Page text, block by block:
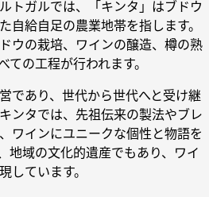
トガルでは、「キンタ」はブドウ
自給自足の農業地帯を指します。
ウの栽培、ワインの醸造、樽の熟
の工程が行われます。
であり、世代から世代へと受け継
ンタでは、先祖伝来の製法やブレ
ワインにユニークな個性と物語を
地域の文化的遺産でもあり、ワイ
しています。